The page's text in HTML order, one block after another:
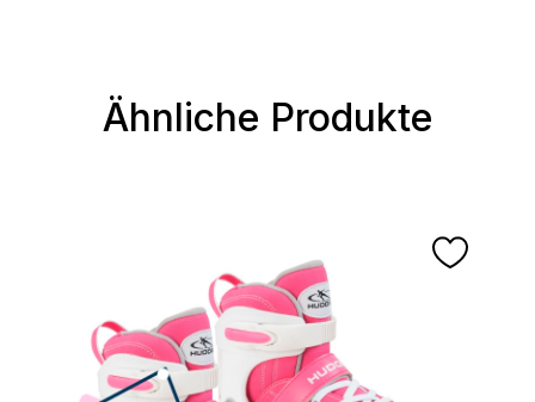
Produktgalerie überspringen
Ähnliche Produkte